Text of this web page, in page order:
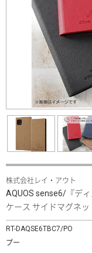
株式会社レイ・アウト
AQUOS sense6/『デ
ケース サイドマグネッ
RT-DAQSE6TBC7/PO
プー